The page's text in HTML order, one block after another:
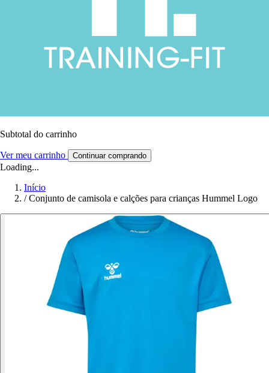
Subtotal do carrinho
Ver meu carrinho Continuar comprando
Loading...
Início
/ Conjunto de camisola e calções para crianças Hummel Logo